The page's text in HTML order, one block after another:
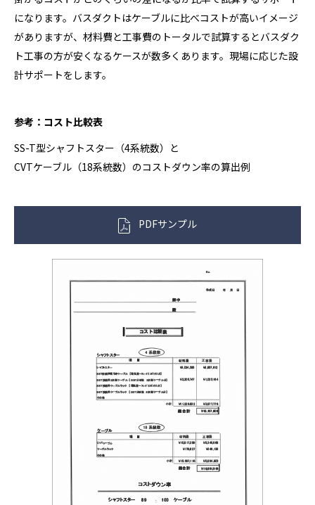
になります。バスダクトはケーブルに比べコストが高いイメージ
がありますが、材料費と工事費のトータルで試算するとバスダク
ト工事の方が安くなるケースが数多くあります。現場に応じた設
計サポートをします。
参考：コスト比較表
SS-T型シャフトスター（4系統数）と
CVTケーブル（18系統数）のコストダウン率の算出例
PDFサンプル